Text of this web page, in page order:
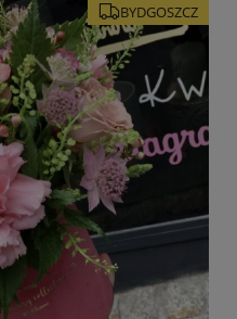
BYDGOSZCZ